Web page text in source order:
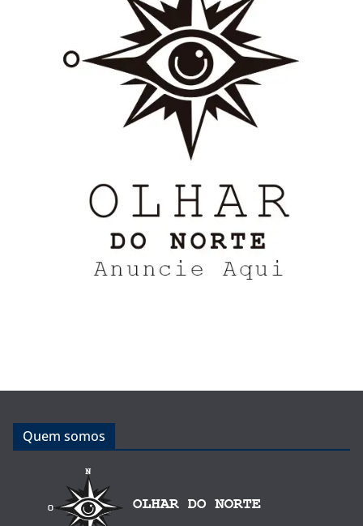
Quem somos